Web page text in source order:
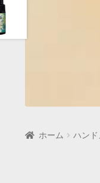
ホーム ハン